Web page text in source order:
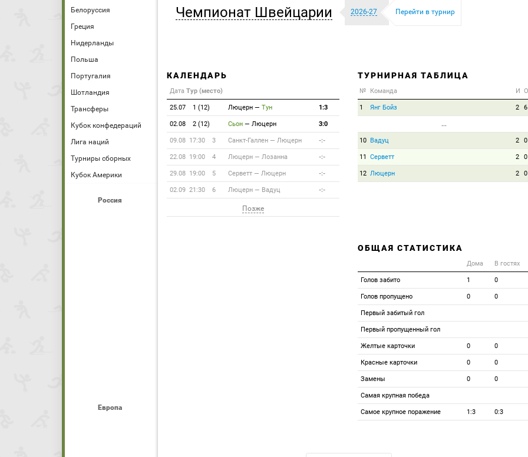
Белоруссия
Греция
Нидерланды
Польша
Португалия
Шотландия
Трансферы
Кубок конфедераций
Лига наций
Турниры сборных
Кубок Америки
Россия
Европа
Чемпионат Швейцарии 2026-27 Перейти в турнир
КАЛЕНДАРЬ
Дата Тур (место)
25.07 1 (12) Люцерн — Тун 1:3
02.08 2 (12) Сьон — Люцерн 3:0
09.08 17:30 3 Санкт-Галлен — Люцерн -:-
22.08 19:00 4 Люцерн — Лозанна -:-
29.08 19:00 5 Серветт — Люцерн -:-
02.09 21:30 6 Люцерн — Вадуц -:-
Позже
ТУРНИРНАЯ ТАБЛИЦА
№ Команда И О
1 Янг Бойз 2 6
...
10 Вадуц 2 0
11 Серветт 2 0
12 Люцерн 2 0
ОБЩАЯ СТАТИСТИКА
Дома В гостях
Голов забито 1 0
Голов пропущено 0 0
Первый забитый гол
Первый пропущенный гол
Желтые карточки 0 0
Красные карточки 0 0
Замены 0 0
Самая крупная победа
Самое крупное поражение 1:3 0:3